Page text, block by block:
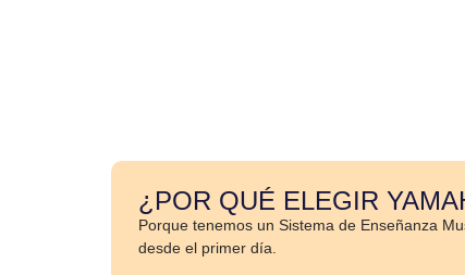
¿POR QUÉ ELEGIR
Porque tenemos un Sistema de Enseñanza
desde el primer día.